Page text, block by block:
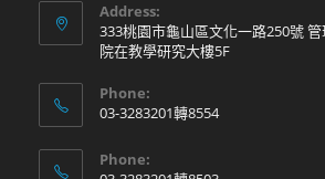
Address:
333桃園市龜山區文化一路250號
院在教學研究大樓5F
Phone:
03-3283201轉8554
Phone: